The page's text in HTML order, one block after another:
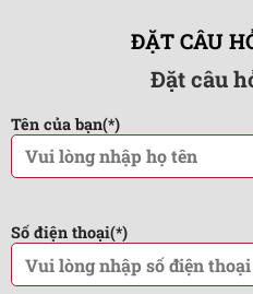
ĐẶT CÂU
Đặt câu
Tên của bạn(*)
Số điện thoại(*)